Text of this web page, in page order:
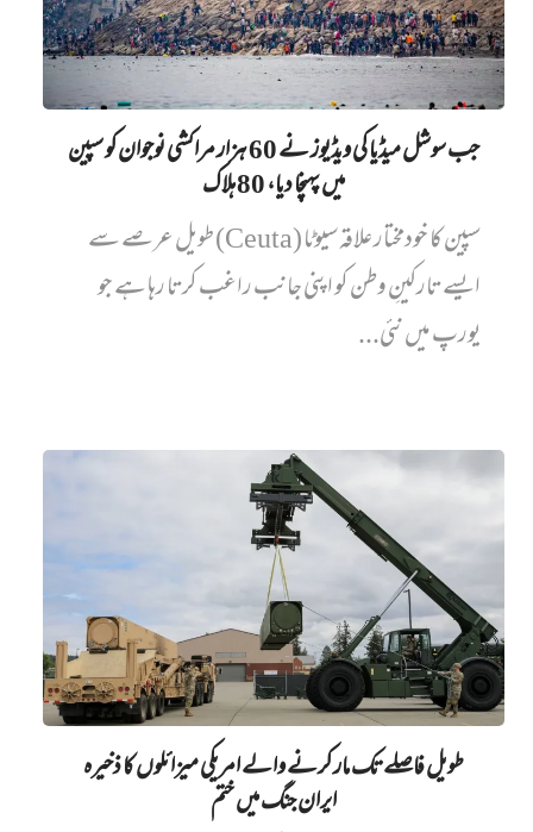
جب سوشل میڈیا کی ویڈیوز نے 60 ہزار مراکشی نوجوان کو سپین
میں پہنچا دیا، 80 ہلاک
سپین کا خودمختار علاقہ سیوٹا (Ceuta) طویل عرصے سے
ایسے تارکینِ وطن کو اپنی جانب راغب کرتا رہا ہے جو
یورپ میں نئی...
طویل فاصلے تک مار کرنے والے امریکی میزائلوں کا ذخیرہ
ایران جنگ میں‌ ختم